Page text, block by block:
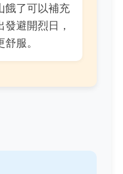
餓了可以補充
避開烈日，
服。